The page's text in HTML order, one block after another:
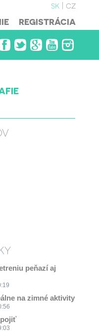
sk
cz
REGISTRÁCIA
peňazí aj
na zimné aktivity